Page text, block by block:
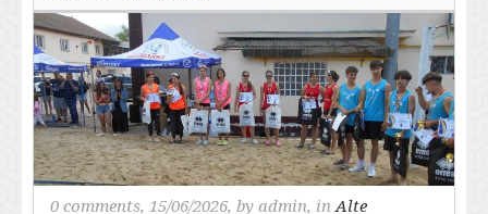
0 comments, 15/06/2026, by admin, inAlte